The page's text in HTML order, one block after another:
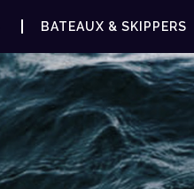
BATEAUX & SKIPPERS